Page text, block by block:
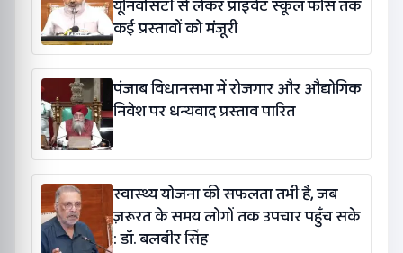
यूनिवर्सिटी से लेकर प्राइवेट स्कूल फीस तक
कई प्रस्तावों को मंजूरी
पंजाब विधानसभा में रोजगार और औद्योगिक
निवेश पर धन्यवाद प्रस्ताव पारित
स्वास्थ्य योजना की सफलता तभी है, जब
ज़रूरत के समय लोगों तक उपचार पहुँच सके
: डॉ. बलबीर सिंह